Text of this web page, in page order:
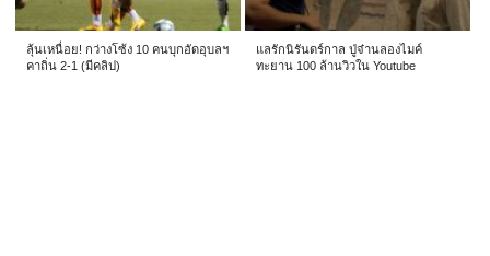
ลุ้นเหนื่อย! กว่างโซ้ง 10 คนบุกอัดอุบลฯ
คาถิ่น 2-1 (มีคลิป)
แลรักนิรันดร์กาล ปู่จ๋านลองไมค์
ทะยาน 100 ล้านวิวใน Youtube